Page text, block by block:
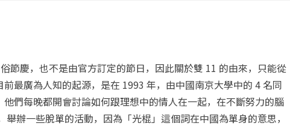
節慶，也不是由官方訂定的節日，因此關於雙 11 的由來，只能從
最廣為人知的起源，是在 1993 年，由中國南京大學中的 4 名同
們每晚都開會討論如何跟理想中的情人在一起，在不斷努力的腦
辦一些脫單的活動，因為「光棍」這個詞在中國為單身的意思，